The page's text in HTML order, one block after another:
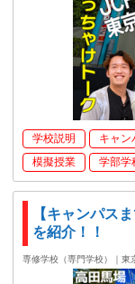
学校説明 キャン
模擬授業
学部学
【キャンパス
を紹介！！
専修学校（専門学校）｜東